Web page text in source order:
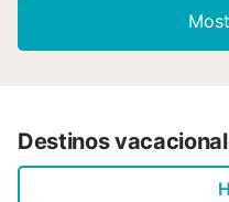
Destinos